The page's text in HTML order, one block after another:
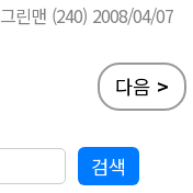
그린맨 (240) 2008/04/07
다음 >